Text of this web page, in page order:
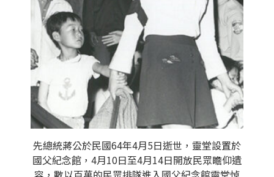
先總統蔣公於民國64年4月5日逝世，靈堂設置於
國父紀念館，4月10日至4月14日開放民眾瞻仰遺